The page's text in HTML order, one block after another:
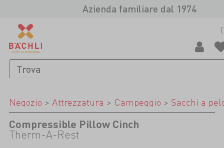
Azienda familiare dal 1974
Negozio > Attrezzatura > Campeggio > Sacchi a
Compressible Pillow Cinch
Therm-A-Rest